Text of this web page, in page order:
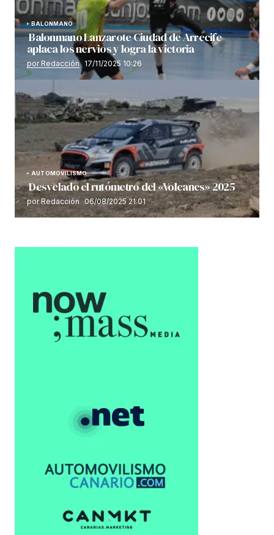
BALONMANO
Balonmano Lanzarote Ciudad de Arrecife
aplaca los nervios y logra la victoria
por Redacción 17/11/2025 10:26
AUTOMOVILISMO
Desvelado el rutómetro del «Volcanes» 2025
por Redacción 06/08/2025 21:01